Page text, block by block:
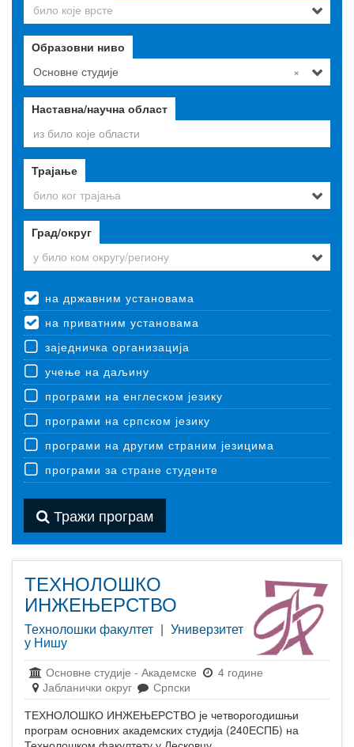
било које врсте
Образовни ниво
×
Основне студије
Наставна/научна област
Трајање
било ког трајања
Град/округ
у било ком округу/региону
на државним установама
на приватним установама
заједничка организација
учење на даљину
програми на енглеском језику
програми на српском језику
програми на другим страним језицима
програми за стране студенте
Тражи програм
ТЕХНОЛОШКО
ИНЖЕЊЕРСТВО
Технолошки факултет | Универзитет
у Нишу
Основне студије - Академске
4 године
Јабланички округ
Српски
ТЕХНОЛОШКО ИНЖЕЊЕРСТВО је четворогодишњи
програм основних академских студија (240ЕСПБ) на